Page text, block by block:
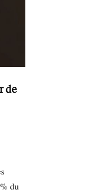
de
du